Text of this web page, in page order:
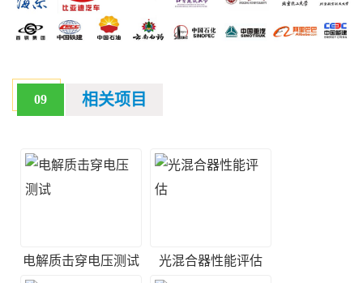
09 相关项目
电解质击穿电压测试 光混合器性能评估